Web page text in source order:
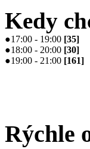
Kedy
●17:00 - 19:00 [35]
●18:00 - 20:00 [30]
●19:00 - 21:00 [161]
Rýchle